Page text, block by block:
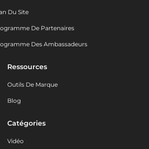
Du Site
De Partenaires
Des Ambassadeurs
Ressources
Outils De Marque
Blog
Catégories
Vidéo